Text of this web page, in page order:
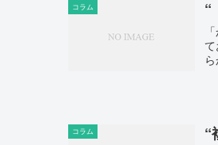
コラム “
コラム “